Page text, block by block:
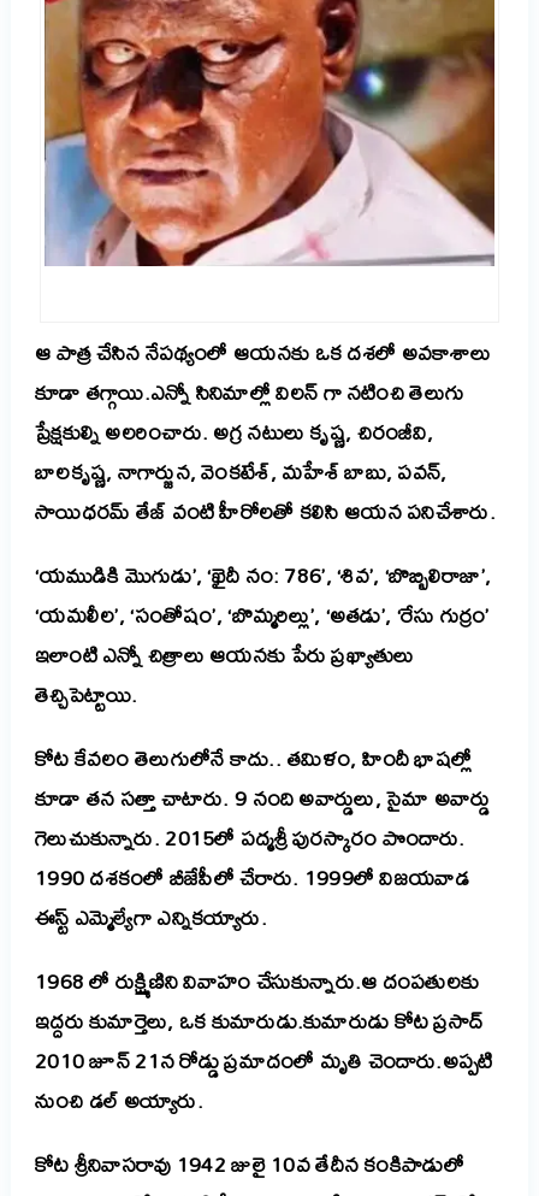
ఆపాత్రచేసిననేపథ్యంలో ఆయనకుఒకదశలో అవకాశాలు
కూడాతగ్గాయి.ఎన్నోసినిమాల్లోవిలన్గానటించి తెలుగు
ప్రేక్షకుల్ని అలరించారు.అగ్రనటులుకృష్ణ, చిరంజీవి,
బాలకృష్ణ, నాగార్జున, వెంకటేశ్, మహేశ్ బాబు, పవన్,
సాయిధరమ్ తేజ్వంటిహీరోలతో కలిసి ఆయన పనిచేశారు.
‘యముడికి మొగుడు’, ‘ఖైదీ నం: 786’, ‘శివ’, ‘బొబ్బిలిరాజా’,
‘యమలీల’, ‘సంతోషం’, ‘బొమ్మరిల్లు’, ‘అతడు’, ‘రేసు గుర్రం’
ఇలాంటి ఎన్నో చిత్రాలు ఆయనకుపేరుప్రఖ్యాతులు
తెచ్చిపెట్టాయి.
కోట కేవలం తెలుగులోనే కాదు.. తమిళం, హిందీ భాషల్లో
కూడా తన సత్తా చాటారు. 9 నంది అవార్డులు, సైమా అవార్డు
గెలుచుకున్నారు. 2015లో పద్మశ్రీపురస్కారంపొందారు.
1990దశకంలోబీజేపీలో చేరారు. 1999లో విజయవాడ
ఈస్ట్ ఎమ్మెల్యేగా ఎన్నికయ్యారు.
1968 లో రుక్ష్మిణిని వివాహం చేసుకున్నారు.ఆదంపతులకు
ఇద్దరు కుమార్తెలు, ఒక కుమారుడు.కుమారుడు కోట ప్రసాద్
2010 జూన్ 21న రోడ్డు ప్రమాదంలో మృతి చెందారు.అప్పటి
నుంచిడల్అయ్యారు.
కోట శ్రీనివాసరావు 1942 జులై 10వ తేదీన కంకిపాడులో